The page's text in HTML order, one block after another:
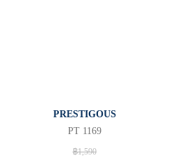
PRESTIGOUS
PT 1169
฿1,590